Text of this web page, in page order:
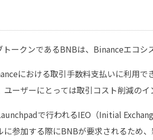
ークンであるBNBは、Binanceエコシ
における取引手数料支払いに利用
ーザーにとっては取引コスト削減のイ
で行われるIEO（Initial
に参加する際にBNBが要求されるため